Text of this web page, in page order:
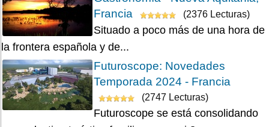
Francia
(2376 Lecturas)
Situado a poco más de una hora de
la frontera española y de...
Futuroscope: Novedades
Temporada 2024 - Francia
(2747 Lecturas)
Futuroscope se está consolidando